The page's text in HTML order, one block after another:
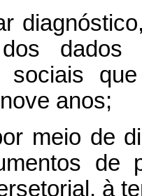
sociais
anos;
meio de
de
à